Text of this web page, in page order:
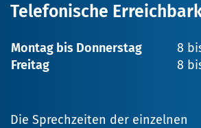
Telefonische
Montag bis Donnerstag
8
Freitag
8
Die Sprechzeiten der einzelnen